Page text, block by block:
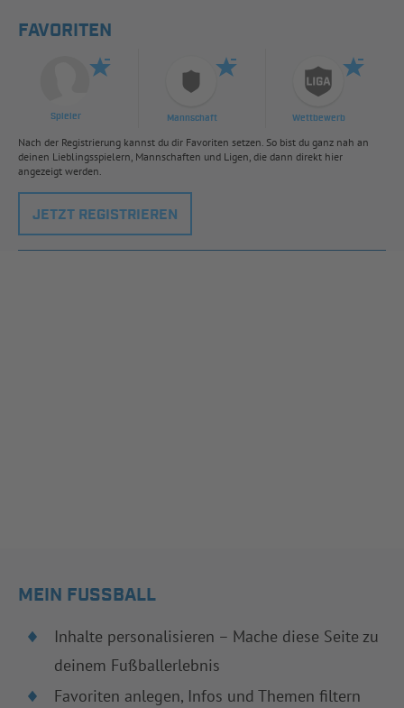
FAVORITEN
Spieler Mannschaft Wettbewerb
Nach der Registrierung kannst du dir Favoriten setzen. So bist du ganz nah an
deinen Lieblingsspielern, Mannschaften und Ligen, die dann direkt hier
angezeigt werden.
JETZT REGISTRIEREN
MEIN FUSSBALL
Inhalte personalisieren – Mache diese Seite zu
deinem Fußballerlebnis
Favoriten anlegen, Infos und Themen filtern